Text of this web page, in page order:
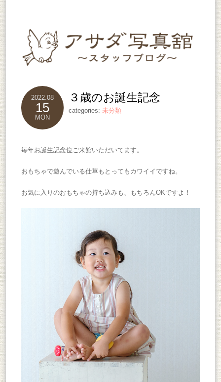
2022.08
15
MON
３歳のお誕生記念
categories: 未分類
毎年お誕生記念位ご来館いただいてます。
おもちゃで遊んでいる仕草もとってもカワイイですね。
お気に入りのおもちゃの持ち込みも、もちろんOKですよ！